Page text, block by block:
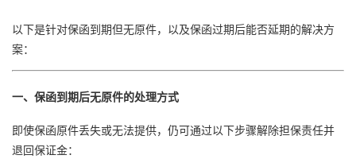
以下是针对保函到期但无原件，以及保函过期后能否延期的解决方
案：
一、保函到期后无原件的处理方式
即使保函原件丢失或无法提供，仍可通过以下步骤解除担保责任并
退回保证金：